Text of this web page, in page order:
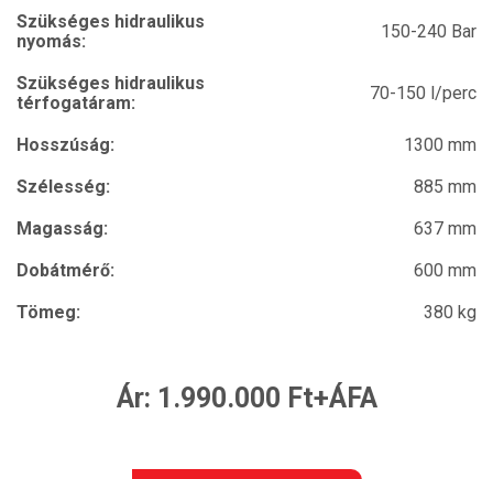
Szükséges hidraulikus
nyomás:
150-240 Bar
Szükséges hidraulikus
térfogatáram:
70-150 l/perc
Hosszúság:
1300 mm
Szélesség:
885 mm
Magasság:
637 mm
Dobátmérő:
600 mm
Tömeg:
380 kg
Ár: 1.990.000 Ft+ÁFA